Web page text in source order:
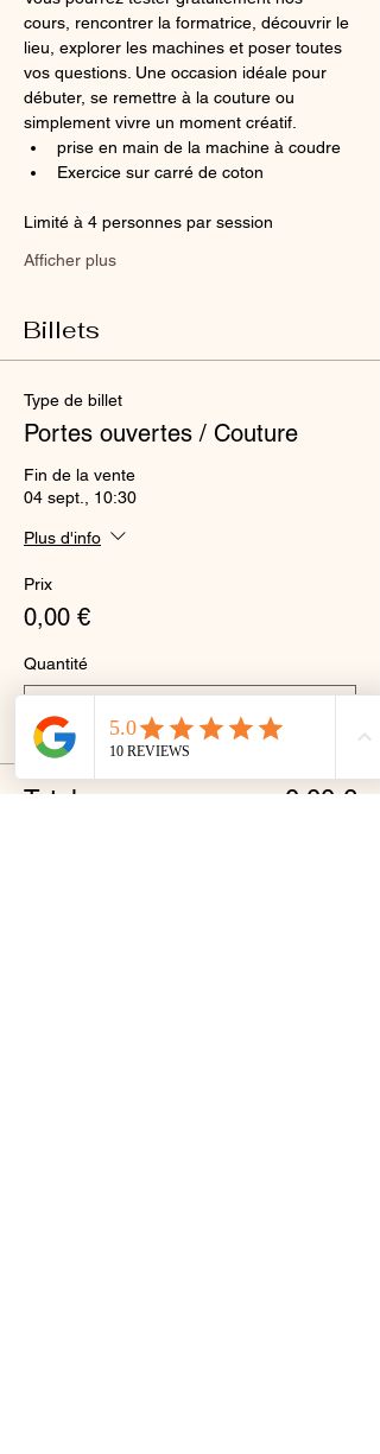
cours, rencontrer la formatrice, découvrir le
lieu, explorer les machines et poser toutes
vos questions. Une occasion idéale pour
débuter, se remettre à la couture ou
simplement vivre un moment créatif.
prise en main de la machine à coudre
Exercice sur carré de coton
Limité à 4 personnes par session
Afficher plus
Billets
Type de billet
Portes ouvertes / Couture
Fin de la vente
04 sept., 10:30
Plus d'info
Prix
0,00 €
Quantité
Total 0,00 €